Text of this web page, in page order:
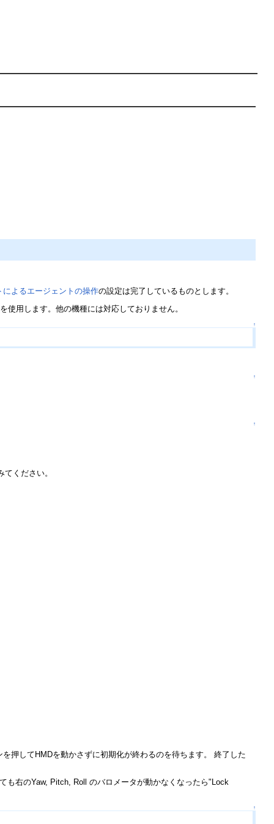
によるエージェントの操作の設定は完了しているものとします。
使用します。他の機種には対応しておりません。
↑
↑
↑
ください。
押してHMDを動かさずに初期化が終わるのを待ちます。 終了した
も右のYaw, Pitch, Roll のバロメータが動かなくなったら"Lock
↑